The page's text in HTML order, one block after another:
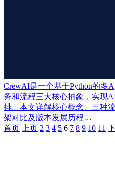
CrewAI是一个基于Python的多
务和流程三大核心抽象，实现
排。本文详解核心概念、三种
架对比及版本发展历程…
首页
上页 2 3 4 5 6 7 8 9 10 11